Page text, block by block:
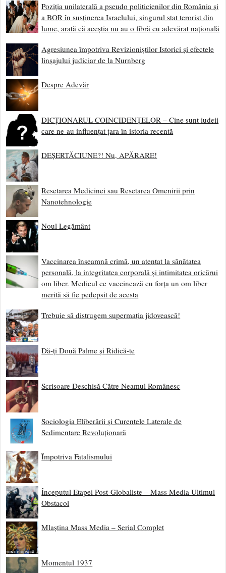
Poziția unilaterală a pseudo politicienilor din România și
a BOR în susținerea Israelului, singurul stat terorist din
lume, arată că aceștia nu au o fibră cu adevărat națională
Agresiunea împotriva Revizioniștilor Istorici și efectele
linșajului judiciar de la Nurnberg
Despre Adevăr
DICȚIONARUL COINCIDENȚELOR – Cine sunt iudeii
care ne-au influențat țara în istoria recentă
DEȘERTĂCIUNE?! Nu, APĂRARE!
Resetarea Medicinei sau Resetarea Omenirii prin
Nanotehnologie
Noul Legământ
Vaccinarea înseamnă crimă, un atentat la sănătatea
personală, la integritatea corporală și intimitatea oricărui
om liber. Medicul ce vaccinează cu forța un om liber
merită să fie pedepsit de acesta
Trebuie să distrugem supermația jidovească!
Dă-ți Două Palme și Ridică-te
Scrisoare Deschisă Către Neamul Românesc
Sociologia Eliberării și Curentele Laterale de
Sedimentare Revoluționară
Împotriva Fatalismului
Începutul Etapei Post-Globaliste – Mass Media Ultimul
Obstacol
Mlaștina Mass Media – Serial Complet
Momentul 1937